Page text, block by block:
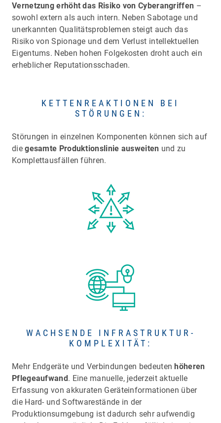
Vernetzung erhöht das Risiko von Cyberangriffen –
sowohl extern als auch intern. Neben Sabotage und
unerkannten Qualitätsproblemen steigt auch das
Risiko von Spionage und dem Verlust intellektuellen
Eigentums. Neben hohen Folgekosten droht auch ein
erheblicher Reputationsschaden.
KETTENREAKTIONEN BEI
STÖRUNGEN:
Störungen in einzelnen Komponenten können sich auf
diegesamte Produktionslinie ausweiten und zu
Komplettausfällen führen.
WACHSENDE INFRASTRUKTUR-
KOMPLEXITÄT:
Mehr Endgeräte und Verbindungen bedeutenhöheren
Pflegeaufwand. Eine manuelle, jederzeit aktuelle
Erfassung von akkuraten Geräteinformationen über
die Hard- und Softwarestände in der
Produktionsumgebung ist dadurch sehr aufwendig